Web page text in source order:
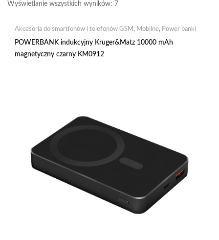
Wyświetlanie wszystkich wyników: 7
Akcesoria do smartfonów i telefonów GSM , Mobilne, Power banki
POWERBANK indukcyjny Kruger&Matz 10000 mAh
magnetyczny czarny KM0912